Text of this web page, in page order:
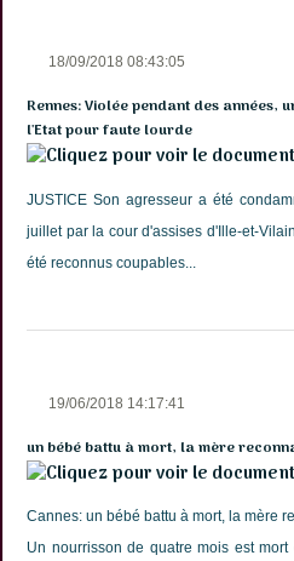
18/09/2018 08:43:05
Rennes: Violée pendant des années,
l'Etat pour faute lourde
JUSTICE Son agresseur a été
juillet par la cour d'assises d'Ille-et-
été reconnus coupables...
19/06/2018 14:17:41
un bébé battu à mort, la mère
Cannes: un bébé battu à mort, la mère
Un nourrisson de quatre mois est